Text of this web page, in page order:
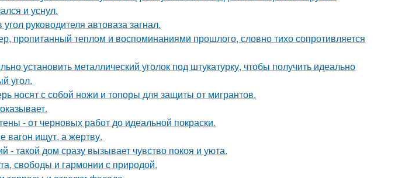
и уснул.
руководителя автоваза загнал.
пропитанный теплом и воспоминаниями прошлого, словно тихо сопротивляется
установить металлический уголок под штукатурку, чтобы получить идеально
угол.
носят с собой ножи и топоры для защиты от мигрантов.
- от черновых работ до идеальной покраски.
вагон ищут, а жертву.
такой дом сразу вызывает чувство покоя и уюта.
свободы и гармонии с природой.